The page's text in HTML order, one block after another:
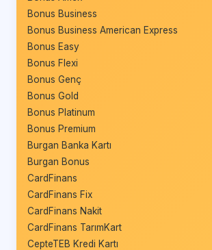
Bonus Business
Bonus Business American Express
Bonus Easy
Bonus Flexi
Bonus Genç
Bonus Gold
Bonus Platinum
Bonus Premium
Burgan Banka Kartı
Burgan Bonus
CardFinans
CardFinans Fix
CardFinans Nakit
CardFinans TarımKart
CepteTEB Kredi Kartı